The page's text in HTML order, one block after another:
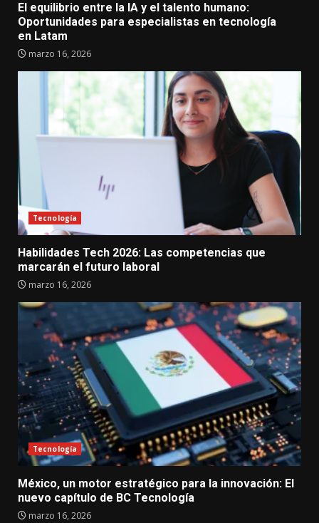
El equilibrio entre la IA y el talento humano:
Oportunidades para especialistas en tecnología
en Latam
marzo 16, 2026
Tecnología
Habilidades Tech 2026: Las competencias que
marcarán el futuro laboral
marzo 16, 2026
Tecnología
México, un motor estratégico para la innovación: El
nuevo capítulo de BC Tecnología
marzo 16, 2026